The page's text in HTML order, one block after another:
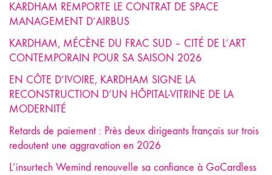
KARDHAM REMPORTE LE CONTRAT DE SPACE
MANAGEMENT D’AIRBUS
KARDHAM, MÉCÈNE DU FRAC SUD – CITÉ DE L’ART
CONTEMPORAIN POUR SA SAISON 2026
EN CÔTE D’IVOIRE, KARDHAM SIGNE LA
RECONSTRUCTION D’UN HÔPITAL-VITRINE DE LA
MODERNITÉ
Retards de paiement : Près deux dirigeants français sur trois
redoutent une aggravation en 2026
L’insurtech Wemind renouvelle sa confiance à GoCardless